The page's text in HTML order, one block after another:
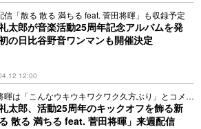
信「散る 散る 満ちる feat. 菅田将暉」も収録予定
太郎が音楽活動25周年記念アルバムを発
の日比谷野音ワンマンも開催決定
12:00
暉は「こんなウキウキワクワク久方ぶり」とコメン
太郎、活動25周年のキックオフを飾る新
る 散る 満ちる feat. 菅田将暉」来週配信